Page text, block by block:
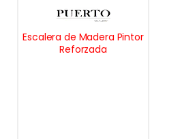
Escalera de Madera Pintor
Reforzada